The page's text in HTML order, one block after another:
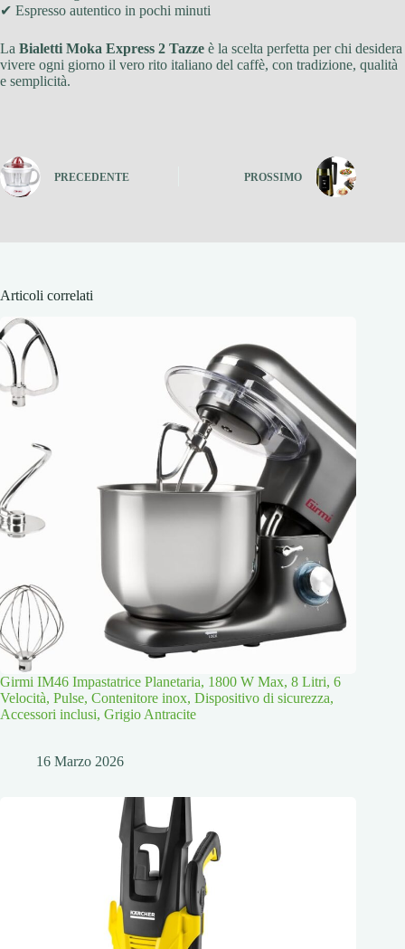
✔ Espresso autentico in pochi minuti
La Bialetti Moka Express 2 Tazze è la scelta perfetta per chi desidera
vivere ogni giorno il vero rito italiano del caffè, con tradizione, qualità
e semplicità.
PRECEDENTE PROSSIMO
Articoli correlati
Girmi IM46 Impastatrice Planetaria, 1800 W Max, 8 Litri, 6
Velocità, Pulse, Contenitore inox, Dispositivo di sicurezza,
Accessori inclusi, Grigio Antracite
16 Marzo 2026